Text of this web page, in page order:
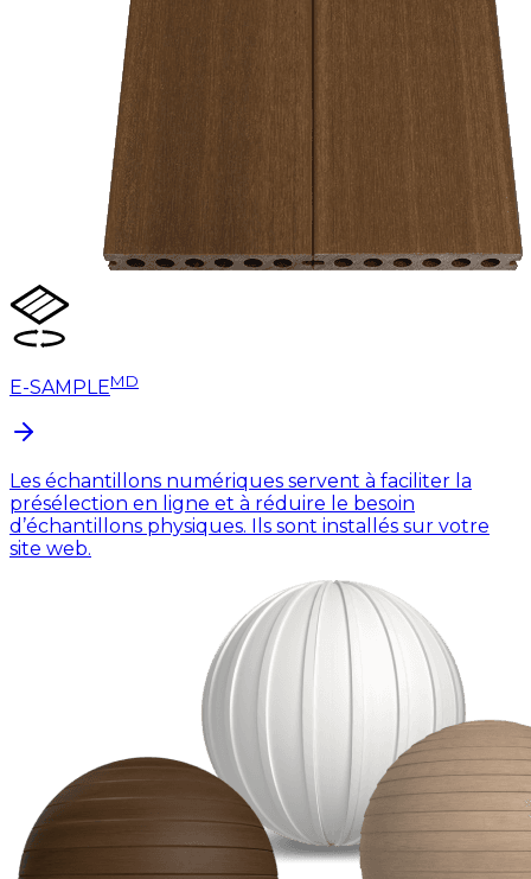
E-SAMPLEMD
Les échantillons numériques servent à faciliter la
présélection en ligne et à réduire le besoin
d’échantillons physiques. Ils sont installés sur votre
site web.